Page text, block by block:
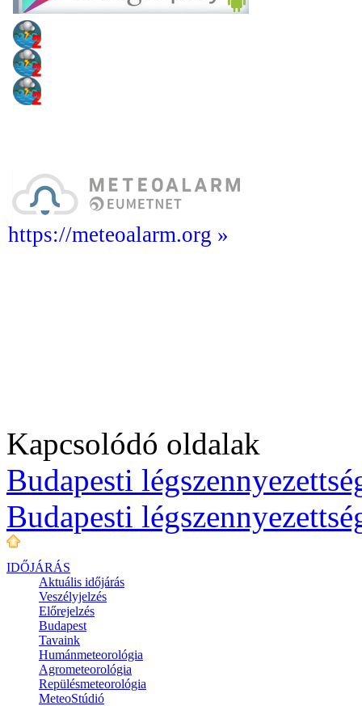
https://meteoalarm.org »
Kapcsolódó oldalak
Budapesti
Budapesti
IDŐJÁRÁS
Aktuális időjárás
Veszélyjelzés
Előrejelzés
Budapest
Tavaink
Humánmeteorológia
Agrometeorológia
Repülésmeteorológia
MeteoStúdió